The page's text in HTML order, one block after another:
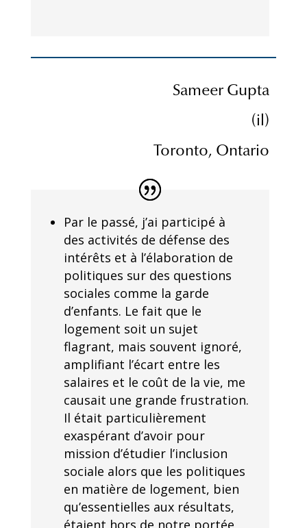
Sameer Gupta
(il)
Toronto, Ontario
Par le passé, j’ai participé à
des activités de défense des
intérêts et à l’élaboration de
politiques sur des questions
sociales comme la garde
d’enfants. Le fait que le
logement soit un sujet
flagrant, mais souvent ignoré,
amplifiant l’écart entre les
salaires et le coût de la vie, me
causait une grande frustration.
Il était particulièrement
exaspérant d’avoir pour
mission d’étudier l’inclusion
sociale alors que les politiques
en matière de logement, bien
qu’essentielles aux résultats,